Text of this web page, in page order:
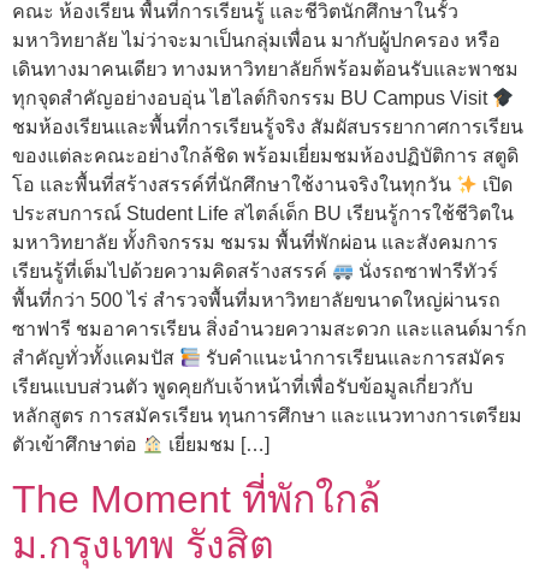
คณะ ห้องเรียน พื้นที่การเรียนรู้ และชีวิตนักศึกษาในรั้ว
มหาวิทยาลัย ไม่ว่าจะมาเป็นกลุ่มเพื่อน มากับผู้ปกครอง หรือ
เดินทางมาคนเดียว ทางมหาวิทยาลัยก็พร้อมต้อนรับและพาชม
ทุกจุดสำคัญอย่างอบอุ่น ไฮไลต์กิจกรรม BU Campus Visit
ชมห้องเรียนและพื้นที่การเรียนรู้จริง สัมผัสบรรยากาศการเรียน
ของแต่ละคณะอย่างใกล้ชิด พร้อมเยี่ยมชมห้องปฏิบัติการ สตูดิ
โอ และพื้นที่สร้างสรรค์ที่นักศึกษาใช้งานจริงในทุกวัน
เปิด
ประสบการณ์ Student Life สไตล์เด็ก BU เรียนรู้การใช้ชีวิตใน
มหาวิทยาลัย ทั้งกิจกรรม ชมรม พื้นที่พักผ่อน และสังคมการ
เรียนรู้ที่เต็มไปด้วยความคิดสร้างสรรค์
นั่งรถซาฟารีทัวร์
พื้นที่กว่า 500 ไร่ สำรวจพื้นที่มหาวิทยาลัยขนาดใหญ่ผ่านรถ
ซาฟารี ชมอาคารเรียน สิ่งอำนวยความสะดวก และแลนด์มาร์ก
สำคัญทั่วทั้งแคมปัส
รับคำแนะนำการเรียนและการสมัคร
เรียนแบบส่วนตัว พูดคุยกับเจ้าหน้าที่เพื่อรับข้อมูลเกี่ยวกับ
หลักสูตร การสมัครเรียน ทุนการศึกษา และแนวทางการเตรียม
ตัวเข้าศึกษาต่อ
เยี่ยมชม […]
The Moment ที่พักใกล้
ม.กรุงเทพ รังสิต